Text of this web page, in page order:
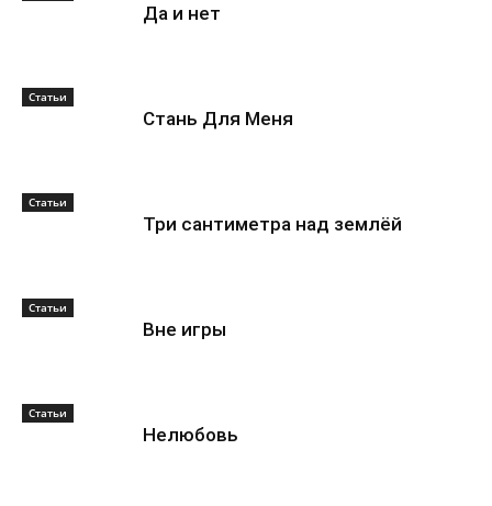
Да и нет
Статьи
Стань Для Меня
Статьи
Три сантиметра над землёй
Статьи
Вне игры
Статьи
Нелюбовь